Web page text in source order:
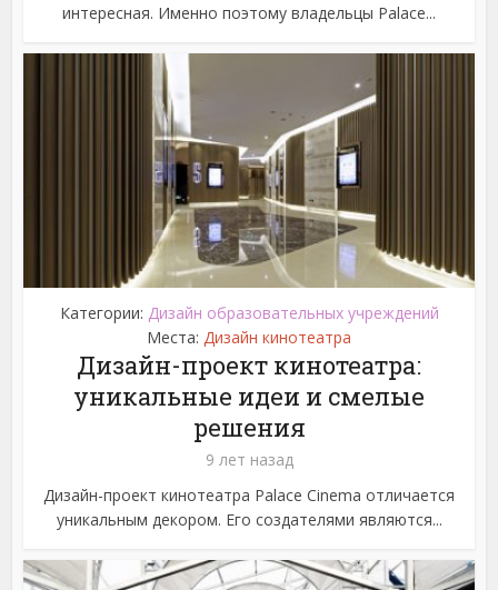
интересная. Именно поэтому владельцы Palace...
Категории: Дизайн образовательных учреждений
Места: Дизайн кинотеатра
Дизайн-проект кинотеатра:
уникальные идеи и смелые
решения
9 лет назад
Дизайн-проект кинотеатра Palace Cinema отличается
уникальным декором. Его создателями являются...